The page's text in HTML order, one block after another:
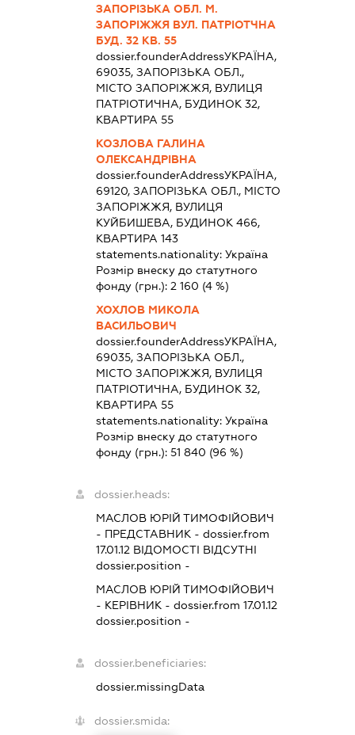
ЗАПОРІЗЬКА ОБЛ. М.
ЗАПОРІЖЖЯ ВУЛ. ПАТРІОТЧНА
БУД. 32 КВ. 55
dossier.founderAddressУКРАЇНА,
69035, ЗАПОРІЗЬКА ОБЛ.,
МІСТО ЗАПОРІЖЖЯ, ВУЛИЦЯ
ПАТРІОТИЧНА, БУДИНОК 32,
КВАРТИРА 55
КОЗЛОВА ГАЛИНА
ОЛЕКСАНДРІВНА
dossier.founderAddressУКРАЇНА,
69120, ЗАПОРІЗЬКА ОБЛ., МІСТО
ЗАПОРІЖЖЯ, ВУЛИЦЯ
КУЙБИШЕВА, БУДИНОК 466,
КВАРТИРА 143
statements.nationality: Україна
Розмір внеску до статутного
фонду (грн.): 2 160 (4 %)
ХОХЛОВ МИКОЛА
ВАСИЛЬОВИЧ
dossier.founderAddressУКРАЇНА,
69035, ЗАПОРІЗЬКА ОБЛ.,
МІСТО ЗАПОРІЖЖЯ, ВУЛИЦЯ
ПАТРІОТИЧНА, БУДИНОК 32,
КВАРТИРА 55
statements.nationality: Україна
Розмір внеску до статутного
фонду (грн.): 51 840 (96 %)
dossier.heads:
МАСЛОВ ЮРІЙ ТИМОФІЙОВИЧ
- ПРЕДСТАВНИК - dossier.from
17.01.12 ВІДОМОСТІ ВІДСУТНІ
dossier.position -
МАСЛОВ ЮРІЙ ТИМОФІЙОВИЧ
- КЕРІВНИК - dossier.from 17.01.12
dossier.position -
dossier.beneficiaries:
dossier.missingData
dossier.smida: